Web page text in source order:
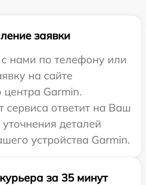
заявки
нами по телефону или
на сайте
центра Garmin.
сервиса ответит на Ваш
деталей
устройства Garmin.
за 35 минут